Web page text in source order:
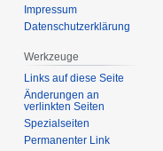
Impressum
Datenschutzerklärung
Werkzeuge
Links auf diese Seite
Änderungen an
verlinkten Seiten
Spezialseiten
Permanenter Link